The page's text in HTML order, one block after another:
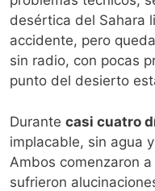
desértica del Sahara
accidente, pero
sin radio, con pocas
punto del desierto
Durante casi cuatro
implacable, sin agua
Ambos comenzaron
sufrieron